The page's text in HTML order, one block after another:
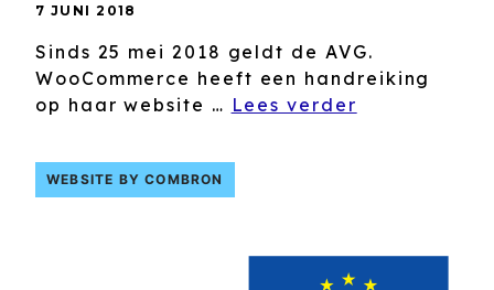
7 JUNI 2018
Sinds 25 mei 2018 geldt de AVG.
WooCommerce heeft een handreiking
op haar website … Lees verder
WEBSITE BY COMBRON